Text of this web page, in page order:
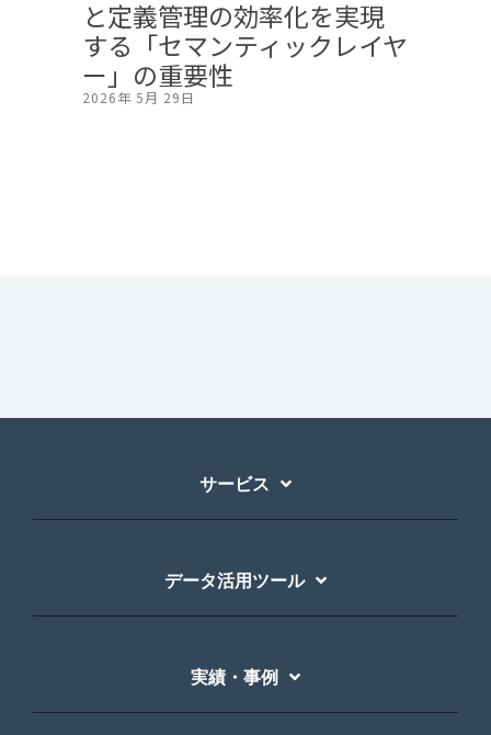
と定義管理の効率化を実現
する「セマンティックレイヤ
ー」の重要性
2026年 5月 29日
サービス
データ活用ツール
実績・事例